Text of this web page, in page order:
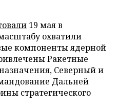
19 мая в
охватили
компоненты ядерной
Ракетные
Северный и
Дальней
стратегического